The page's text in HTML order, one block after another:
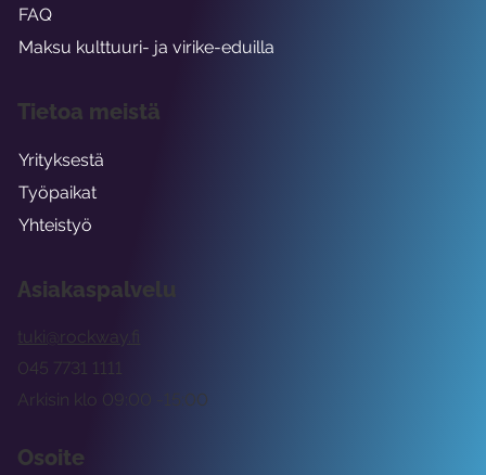
Asiakaspalvelu
tuki@rockway.fi
Arkisin klo 09:00 -15:00
045 7731 1111
Osoite
FAQ
Maksu kulttuuri- ja virike-eduilla
Tietoa meistä
Yrityksestä
Työpaikat
Yhteistyö